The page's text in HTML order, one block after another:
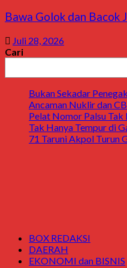
Bawa Golok dan Bacok
Juli 28, 2026
Cari
Bukan Sekadar
Ancaman Nuklir dan
Pelat Nomor Palsu
Tak Hanya Tempur di
71 Taruni Akpol Turun
BOX REDAKSI
DAERAH
EKONOMI dan BISNIS